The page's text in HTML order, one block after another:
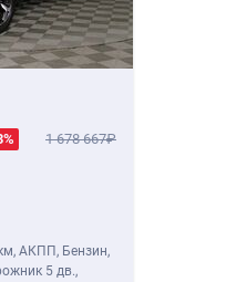
1 678 667
, АКПП, Бензин,
5 дв.,